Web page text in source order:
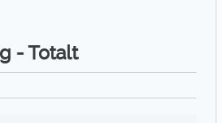
- Totalt